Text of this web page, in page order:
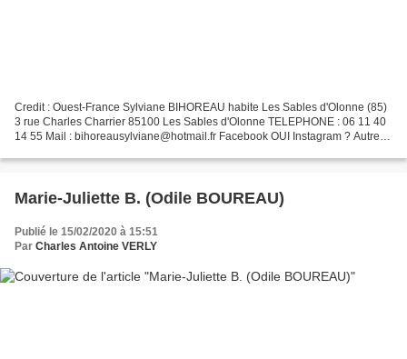
Credit : Ouest-France Sylviane BIHOREAU habite Les Sables d'Olonne (85)
3 rue Charles Charrier 85100 Les Sables d'Olonne TELEPHONE : 06 11 40
14 55 Mail : bihoreausylviane@hotmail.fr Facebook OUI Instagram ? Autres
Marie-Juliette B. (Odile BOUREAU)
Publié le 15/02/2020 à 15:51
Par Charles Antoine VERLY